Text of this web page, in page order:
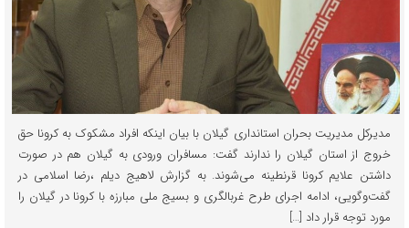
مدیرکل مدیریت بحران استانداری گیلان با بیان اینکه افراد مشکوک به کرونا حق
خروج از استان گیلان را ندارند گفت: مسافران ورودی به گیلان هم در صورت
داشتن علایم کرونا قرنطینه می‌شوند. به گزارش لاهیج دیلم ،رضا اسلامی در
گفت‌وگویی، ادامه اجرای طرح غربالگری و بسیج ملی مبارزه با کرونا در گیلان را
مورد توجه قرار داد […]